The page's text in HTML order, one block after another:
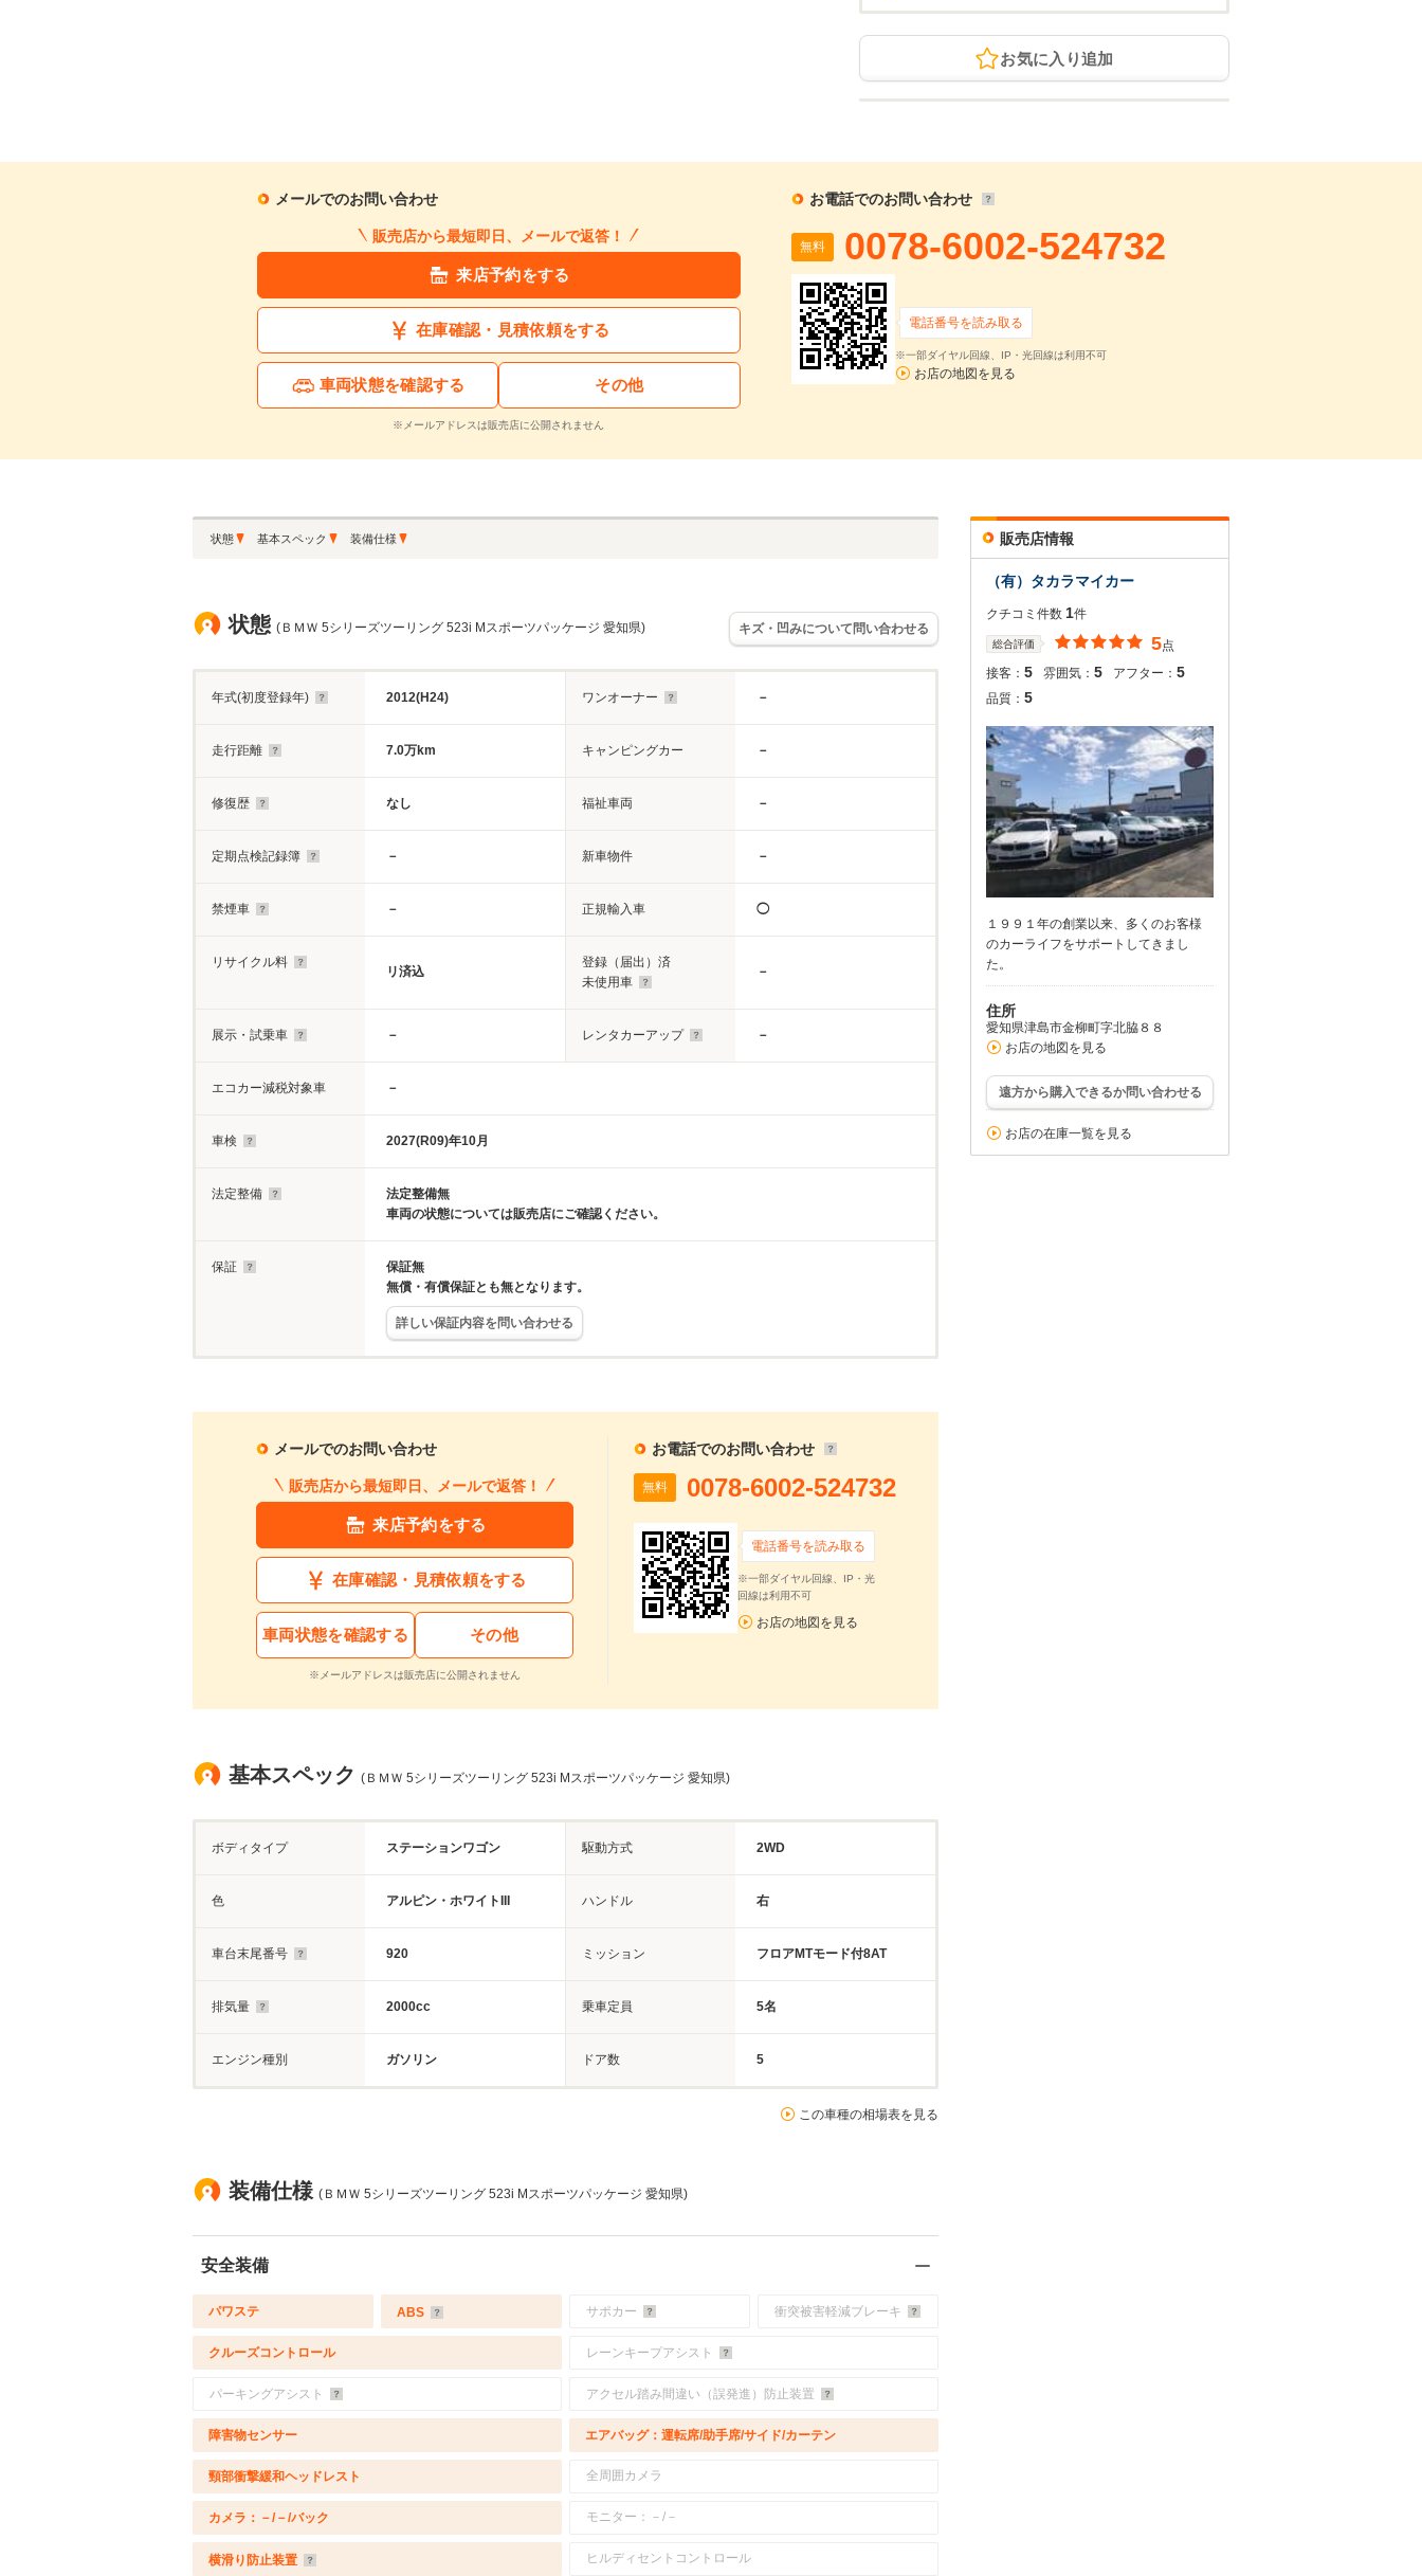
お気に入り追加
メールでのお問い合わせ
販売店から最短即日、メールで返答！
来店予約をする
在庫確認・見積依頼をする
車両状態を確認する その他
※メールアドレスは販売店に公開されません
お電話でのお問い合わせ
無料 0078-6002-524732
電話番号を読み取る
※一部ダイヤル回線、IP・光回線は利用不可
お店の地図を見る
状態 基本スペック 装備仕様
状態 (ＢＭＷ 5シリーズツーリング 523i Mスポーツパッケージ 愛知県) キズ・凹みについて問い合わせる
年式(初度登録年) 2012(H24) ワンオーナー －
走行距離 7.0万km キャンピングカー －
修復歴 なし 福祉車両 －
定期点検記録簿 － 新車物件 －
禁煙車 － 正規輸入車 ◯
リサイクル料
リ済込
登録（届出）済
未使用車
－
展示・試乗車 － レンタカーアップ －
エコカー減税対象車 －
車検 2027(R09)年10月
法定整備
法定整備無
車両の状態については販売店にご確認ください。
保証
保証無
無償・有償保証とも無となります。
詳しい保証内容を問い合わせる
メールでのお問い合わせ
販売店から最短即日、メールで返答！
来店予約をする
在庫確認・見積依頼をする
車両状態を確認する その他
※メールアドレスは販売店に公開されません
お電話でのお問い合わせ
無料 0078-6002-524732
電話番号を読み取る
※一部ダイヤル回線、IP・光
回線は利用不可
お店の地図を見る
基本スペック (ＢＭＷ 5シリーズツーリング 523i Mスポーツパッケージ 愛知県)
ボディタイプ ステーションワゴン 駆動方式 2WD
色 アルピン・ホワイトIII ハンドル 右
車台末尾番号 920 ミッション フロアMTモード付8AT
排気量 2000cc 乗車定員 5名
エンジン種別 ガソリン ドア数 5
この車種の相場表を見る
装備仕様 (ＢＭＷ 5シリーズツーリング 523i Mスポーツパッケージ 愛知県)
安全装備
パワステ ABS サポカー 衝突被害軽減ブレーキ
クルーズコントロール レーンキープアシスト
パーキングアシスト アクセル踏み間違い（誤発進）防止装置
障害物センサー エアバッグ：運転席/助手席/サイド/カーテン
頸部衝撃緩和ヘッドレスト 全周囲カメラ
カメラ：－/－/バック モニター：－/－
横滑り防止装置 ヒルディセントコントロール
販売店情報
（有）タカラマイカー
クチコミ件数 1件
総合評価 5点
接客： 5 雰囲気： 5 アフター： 5
品質： 5
１９９１年の創業以来、多くのお客様
のカーライフをサポートしてきまし
た。
住所
愛知県津島市金柳町字北脇８８
お店の地図を見る
遠方から購入できるか問い合わせる
お店の在庫一覧を見る